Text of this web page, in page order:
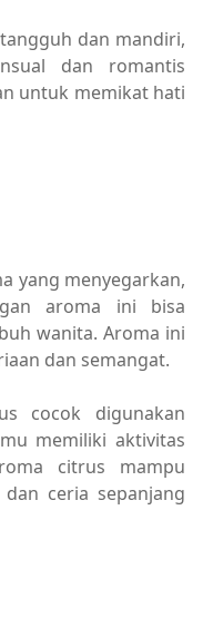
dan mandiri,
dan romantis
untuk memikat hati
yang menyegarkan,
aroma ini bisa
wanita. Aroma ini
dan semangat.
cocok digunakan
memiliki aktivitas
citrus mampu
ceria sepanjang